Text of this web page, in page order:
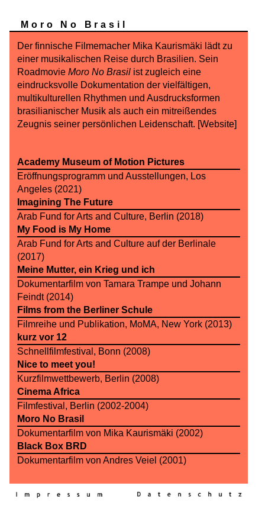
Moro No Brasil
Der finnische Filmemacher Mika Kaurismäki lädt zu
einer musikalischen Reise durch Brasilien. Sein
Roadmovie Moro No Brasilist zugleich eine
eindrucksvolle Dokumentation der vielfältigen,
multikulturellen Rhythmen und Ausdrucksformen
brasilianischer Musik als auch ein mitreißendes
Zeugnis seiner persönlichen Leidenschaft. [Website]
Academy Museum of Motion Pictures
Eröffnungsprogramm und Ausstellungen, Los
Angeles (2021)
Imagining The Future
Arab Fund for Arts and Culture, Berlin (2018)
My Food is My Home
Arab Fund for Arts and Culture auf der Berlinale
(2017)
Meine Mutter, ein Krieg und ich
Dokumentarfilm von Tamara Trampe und Johann
Feindt (2014)
Films from the Berliner Schule
Filmreihe und Publikation, MoMA, New York (2013)
kurz vor 12
Schnellfilmfestival, Bonn (2008)
Nice to meet you!
Kurzfilmwettbewerb, Berlin (2008)
Cinema Africa
Filmfestival, Berlin (2002-2004)
Moro No Brasil
Dokumentarfilm von Mika Kaurismäki (2002)
Black Box BRD
Dokumentarfilm von Andres Veiel (2001)